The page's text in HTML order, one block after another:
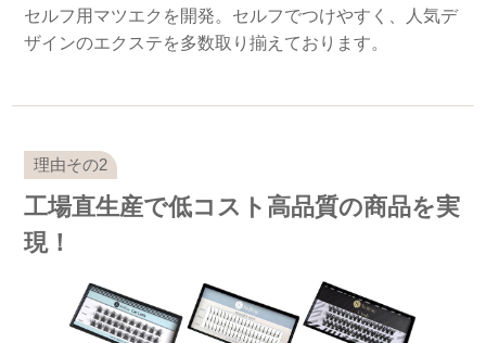
セルフ用マツエクを開発。セルフでつけやすく、人気デ
ザインのエクステを多数取り揃えております。
工場直生産で低コスト高品質の商品を実
現！